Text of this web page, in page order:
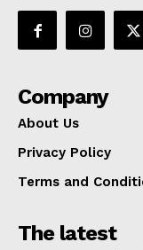
Company
About Us
Privacy Policy
Terms and
The latest